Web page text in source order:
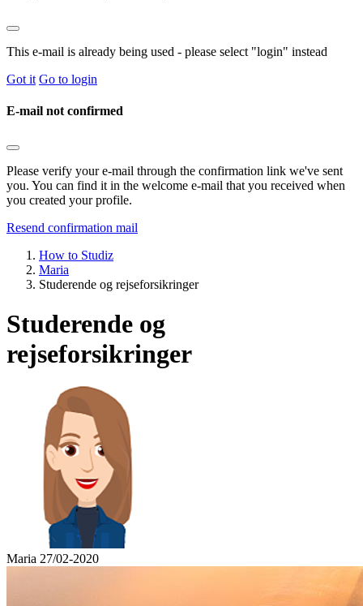
This e-mail is already being used - please select "login" instead
Got it Go to login
E-mail not confirmed
Please verify your e-mail through the confirmation link we've sent
you. You can find it in the welcome e-mail that you received when
you created your profile.
Resend confirmation mail
How to Studiz
Maria
Studerende og rejseforsikringer
Studerende og
rejseforsikringer
Maria 27/02-2020